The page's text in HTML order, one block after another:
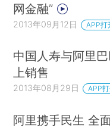
网金融”
2013年09月12日 APP打
中国人寿与阿里
上销售
2013年08月29日 APP
阿里携手民生 全